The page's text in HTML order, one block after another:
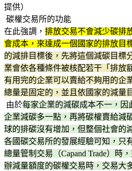
提供）
碳權交易所的功能
在此強調， 排放交易不會減少碳排
會成本，來達成一個國家的排放目
的減排目標後，先將這個減碳目標
業會依各種條件被核配若干「排放
有用完的企業可以賣給不夠用的企
總量是固定的，並且依國家的減量
由於每家企業的減碳成本不一，因
企業減碳多一點，再將碳權賣給減
球的排碳沒有增加，但整個社會的
各國碳交易所的發展經驗可知，只
總量管制交易（Capand Trade）時
辦減量額度的碳權交易時，交易大